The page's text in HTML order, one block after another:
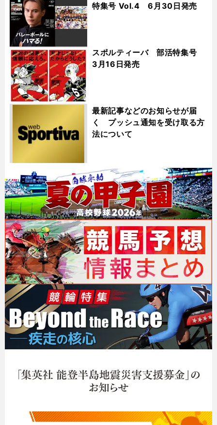
特集号 Vol.4 6月30日発売
スポルティーバ 部活特集号
3月16日発売
最新記事などのお知らせが届
く プッシュ通知を受け取る方
法について